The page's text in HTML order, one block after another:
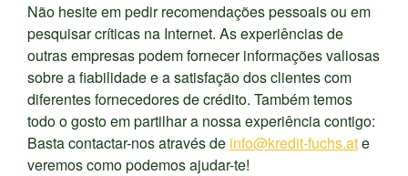
Não hesite em pedir recomendações pessoais ou em
pesquisar críticas na Internet. As experiências de
outras empresas podem fornecer informações valiosas
sobre a fiabilidade e a satisfação dos clientes com
diferentes fornecedores de crédito. Também temos
todo o gosto em partilhar a nossa experiência contigo:
Basta contactar-nos através de info@kredit-fuchs.ate
veremos como podemos ajudar-te!